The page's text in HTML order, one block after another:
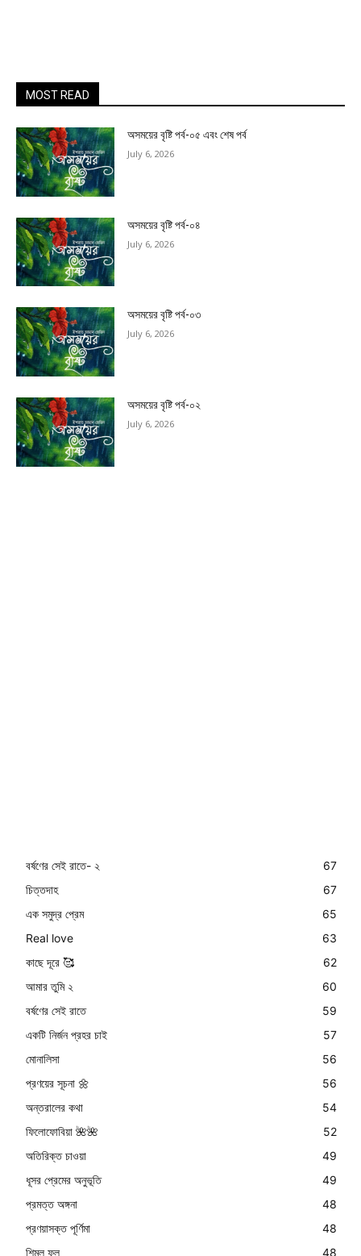
MOST READ
অসময়ের বৃষ্টি পর্ব-০৫ এবং শেষ পর্ব
July 6, 2026
অসময়ের বৃষ্টি পর্ব-০৪
July 6, 2026
অসময়ের বৃষ্টি পর্ব-০৩
July 6, 2026
অসময়ের বৃষ্টি পর্ব-০২
July 6, 2026
বর্ষণের সেই রাতে- ২
67
চিত্তদাহ
67
এক সমুদ্র প্রেম
65
Real love
63
কাছে দূরে 🥰
62
আমার তুমি ২
60
বর্ষণের সেই রাতে
59
একটি নির্জন প্রহর চাই
57
মোনালিসা
56
প্রণয়ের সূচনা 🌼
56
অন্তরালের কথা
54
ফিলোফোবিয়া 🌺🌺
52
অতিরিক্ত চাওয়া
49
ধূসর প্রেমের অনুভূতি
49
প্রমত্ত অঙ্গনা
48
প্রণয়াসক্ত পূর্ণিমা
48
শিমুল ফুল
48